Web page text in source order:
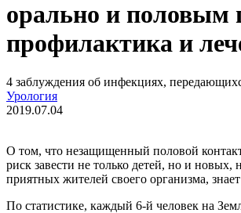
орально и половым
профилактика и
4 заблуждения об инфекциях,
Урология
2019.07.04
О том, что незащищенный половой
риск завести не только детей, но и новых,
приятных жителей своего организма,
По статистике, каждый 6-й человек на